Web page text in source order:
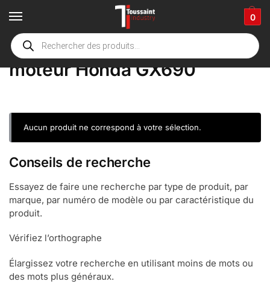
0
Accueil boutique / Product Merk motor
moteur Honda GX690
Aucun produit ne correspond à votre sélection.
Conseils de recherche
Essayez de faire une recherche par type de produit, par
marque, par numéro de modèle ou par caractéristique du
produit.
Vérifiez l’orthographe
Élargissez votre recherche en utilisant moins de mots ou
des mots plus généraux.